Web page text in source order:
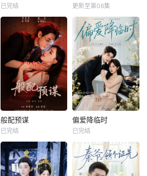
已完结 更新至第06集
般配预谋
已完结
偏爱降临时
已完结